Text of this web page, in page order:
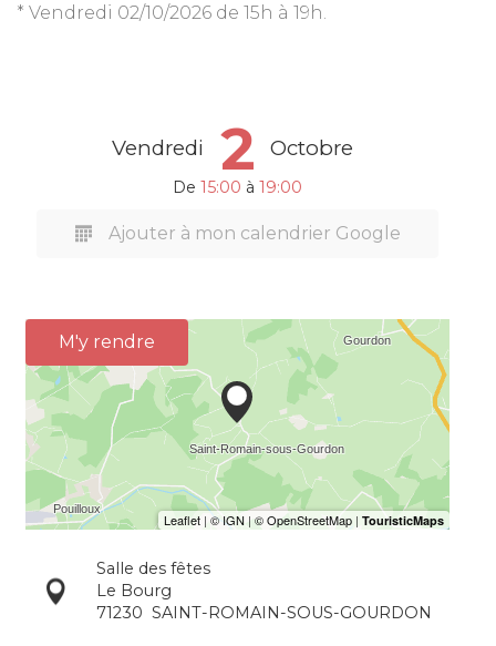
* Vendredi 02/10/2026 de 15h à 19h.
Vendredi 2 Octobre
De 15:00 à 19:00
Ajouter à mon calendrier Google
M'y rendre
Salle des fêtes
Le Bourg
71230 SAINT-ROMAIN-SOUS-GOURDON